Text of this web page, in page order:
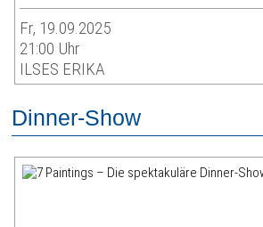
Fr, 19.09.2025
21:00 Uhr
ILSES ERIKA
Dinner-Show